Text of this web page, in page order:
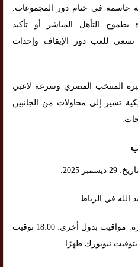
حاسمة في ختام دور المجموعات.
بطموح التأهل المباشر أو تأكيد
تسعى للعب دور الإيقاف وإحداث
المنتخب المصري وسرعة لاعبي
تشير إلى محاولات من الجانبين
الله في الرباط.
موعد المباراة: 19:00 بتوقيت القاهرة. مواقيت بدول أخرى: 18:00 توقيت